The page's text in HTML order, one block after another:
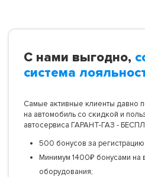
С нами выгодно,
система
Самые активные клиенты давно
на автомобиль со скидкой и
автосервиса ГАРАНТ-ГАЗ -
500 бонусов за
Минимум 1400₽ бонусами на
оборудования;